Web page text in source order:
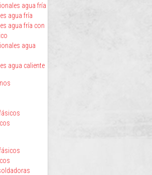
agua fría
agua fría
agua fría con
agua
agua caliente